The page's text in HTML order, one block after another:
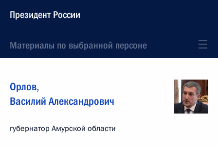
Президент России
Материалы по выбранной персоне
Орлов,
Василий Александрович
губернатор Амурской области